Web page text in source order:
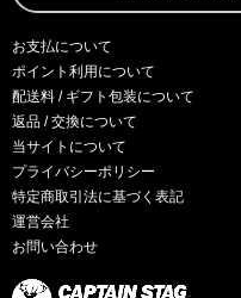
お支払について
ポイント利用について
配送料 / ギフト包装について
返品 / 交換について
当サイトについて
プライバシーポリシー
特定商取引法に基づく表記
運営会社
お問い合わせ